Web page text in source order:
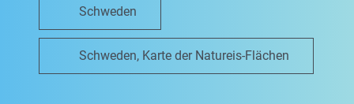
Schweden
Schweden, Karte der Natureis-Flächen